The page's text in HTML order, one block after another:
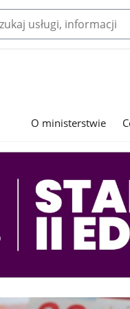
O ministerstwie